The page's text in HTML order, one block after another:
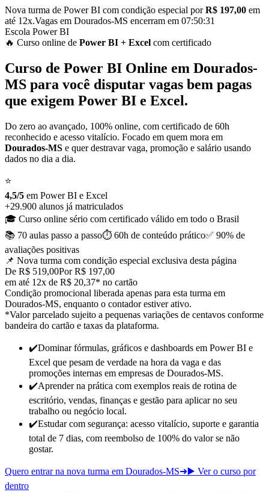
Nova turma de Power BI com condição especial porR$ 197,00 em
até 12x.Vagas em Dourados-MS encerram em 07:50:30
Escola Power BI
🔥 Curso online de Power BI + Excel com certificado
Curso de Power BI Online em Dourados-
MS para você disputar vagas bem pagas
que exigem Power BI e Excel.
Do zero ao avançado, 100% online, com certificado de 60h
reconhecido e acesso vitalício. Focado em quem mora em
Dourados-MS e quer destravar vaga, promoção e salário usando
dados no dia a dia.
⭐
4,5/5 em Power BI e Excel
+29.900 alunos já matriculados
🎓 Curso online sério com certificado válido em todo o Brasil
📚 70 aulas passo a passo⏱️ 60h de conteúdo prático✅ 90% de
avaliações positivas
📌 Nova turma com condição especial exclusiva desta página
De R$ 519,00Por R$ 197,00
em até 12x de R$ 20,37* no cartão
Condição promocional liberada apenas para esta turma em
Dourados-MS, enquanto o contador estiver ativo.
*Valor parcelado sujeito a pequenas variações de centavos conforme
bandeira do cartão e taxas da plataforma.
✔️Dominar fórmulas, gráficos e dashboards em Power BI e
Excel que pesam de verdade na hora da vaga e das
promoções internas em empresas de Dourados-MS.
✔️Aprender na prática com exemplos reais de rotina de
escritório, vendas, finanças e gestão para aplicar no seu
trabalho ou negócio local.
✔️Estudar com segurança: acesso vitalício, suporte e garantia
total de 7 dias, com reembolso de 100% do valor se não
gostar.
Quero entrar na nova turma em Dourados-MS➜▶️ Ver o curso por
dentro